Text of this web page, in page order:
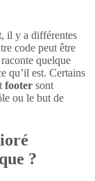
il y a différentes
code peut être
quelque
qu’il est. Certains
footer sont
ou le but de
?